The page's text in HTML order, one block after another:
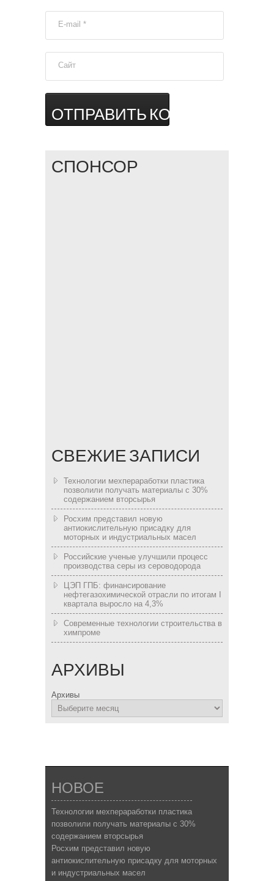
E-mail *
Сайт
СПОНСОР
СВЕЖИЕ ЗАПИСИ
Технологии мехпераработки пластика
позволили получать материалы с 30%
содержанием вторсырья
Росхим представил новую
антиокислительную присадку для
моторных и индустриальных масел
Российские ученые улучшили процесс
производства серы из сероводорода
ЦЭП ГПБ: финансирование
нефтегазохимической отрасли по итогам I
квартала выросло на 4,3%
Современные технологии строительства в
химпроме
АРХИВЫ
Архивы
НОВОЕ
Технологии мехпераработки пластика
позволили получать материалы с 30%
содержанием вторсырья
Росхим представил новую
антиокислительную присадку для моторных
и индустриальных масел